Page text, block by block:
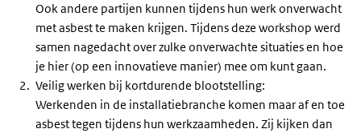
Ook andere partijen kunnen tijdens hun werk onverwacht
met asbest te maken krijgen. Tijdens deze workshop werd
samen nagedacht over zulke onverwachte situaties en hoe
je hier (op een innovatieve manier) mee om kunt gaan.
Veilig werken bij kortdurende blootstelling:
Werkenden in de installatiebranche komen maar af en toe
asbest tegen tijdens hun werkzaamheden. Zij kijken dan